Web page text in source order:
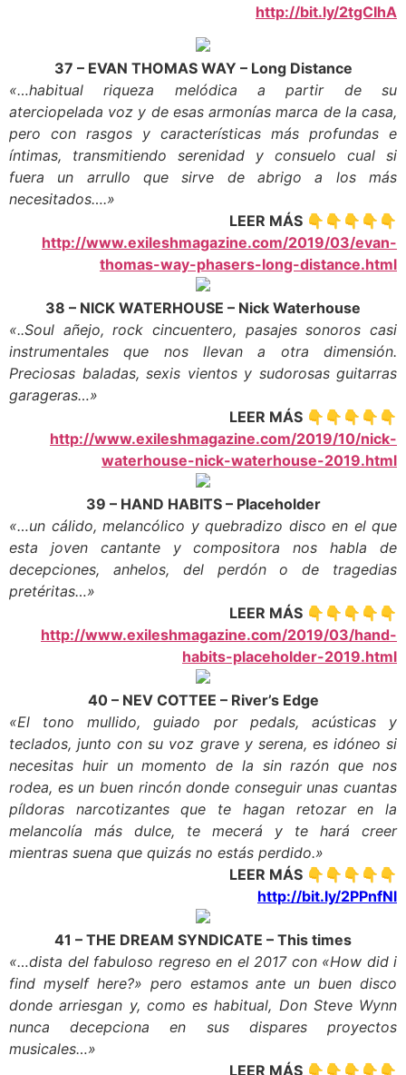
http://bit.ly/2tgCIhA
37 – EVAN THOMAS WAY – Long Distance
«…habitual riqueza melódica a partir de su
aterciopelada voz y de esas armonías marca de la casa,
pero con rasgos y características más profundas e
íntimas, transmitiendo serenidad y consuelo cual si
fuera un arrullo que sirve de abrigo a los más
necesitados….»
LEER MÁS 👇👇👇👇👇
http://www.exileshmagazine.com/2019/03/evan-
thomas-way-phasers-long-distance.html
38 – NICK WATERHOUSE – Nick Waterhouse
«..Soul añejo, rock cincuentero, pasajes sonoros casi
instrumentales que nos llevan a otra dimensión.
Preciosas baladas, sexis vientos y sudorosas guitarras
garageras…»
LEER MÁS 👇👇👇👇👇
http://www.exileshmagazine.com/2019/10/nick-
waterhouse-nick-waterhouse-2019.html
39 – HAND HABITS – Placeholder
«…un cálido, melancólico y quebradizo disco en el que
esta joven cantante y compositora nos habla de
decepciones, anhelos, del perdón o de tragedias
pretéritas…»
LEER MÁS 👇👇👇👇👇
http://www.exileshmagazine.com/2019/03/hand-
habits-placeholder-2019.html
40 – NEV COTTEE – River’s Edge
«El tono mullido, guiado por pedals, acústicas y
teclados, junto con su voz grave y serena, es idóneo si
necesitas huir un momento de la sin razón que nos
rodea, es un buen rincón donde conseguir unas cuantas
píldoras narcotizantes que te hagan retozar en la
melancolía más dulce, te mecerá y te hará creer
mientras suena que quizás no estás perdido.»
LEER MÁS 👇👇👇👇👇
http://bit.ly/2PPnfNl
41 – THE DREAM SYNDICATE – This times
«…dista del fabuloso regreso en el 2017 con «How did i
find myself here?» pero estamos ante un buen disco
donde arriesgan y, como es habitual, Don Steve Wynn
nunca decepciona en sus dispares proyectos
musicales…»
LEER MÁS 👇👇👇👇👇